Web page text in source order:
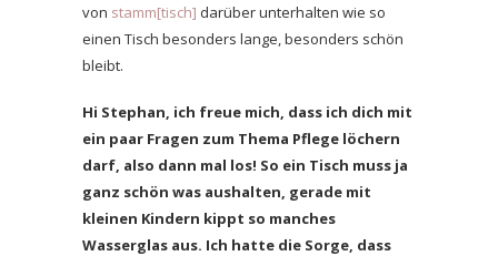
von stamm[tisch] darüber unterhalten wie so
einen Tisch besonders lange, besonders schön
bleibt.
Hi Stephan, ich freue mich, dass ich dich mit
ein paar Fragen zum Thema Pflege löchern
darf, also dann mal los! So ein Tisch muss ja
ganz schön was aushalten, gerade mit
kleinen Kindern kippt so manches
Wasserglas aus. Ich hatte die Sorge, dass